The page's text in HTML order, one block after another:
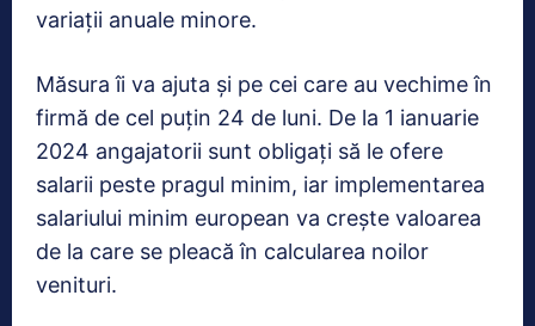
variații anuale minore.
Măsura îi va ajuta și pe cei care au vechime în
firmă de cel puțin 24 de luni. De la 1 ianuarie
2024 angajatorii sunt obligați să le ofere
salarii peste pragul minim, iar implementarea
salariului minim european va crește valoarea
de la care se pleacă în calcularea noilor
venituri.